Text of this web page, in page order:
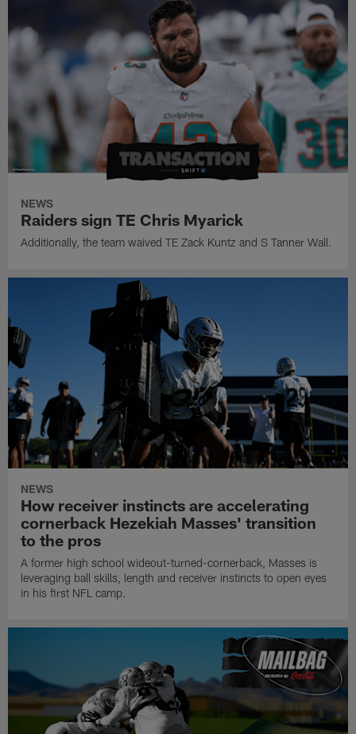
NEWS
Raiders sign TE Chris Myarick
Additionally, the team waived TE Zack Kuntz and S Tanner Wall.
NEWS
How receiver instincts are accelerating
cornerback Hezekiah Masses' transition
to the pros
A former high school wideout-turned-cornerback, Masses is
leveraging ball skills, length and receiver instincts to open eyes
in his first NFL camp.